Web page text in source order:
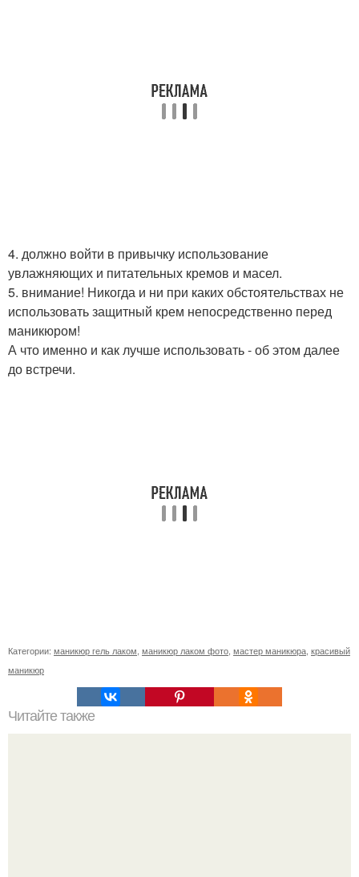
4. должно войти в привычку использование
увлажняющих и питательных кремов и масел.
5. внимание! Никогда и ни при каких обстоятельствах не
использовать защитный крем непосредственно перед
маникюром!
А что именно и как лучше использовать - об этом далее
до встречи.
Категории: маникюр гель лаком маникюр лаком фото мастер маникюра красивый
маникюр
Читайте также